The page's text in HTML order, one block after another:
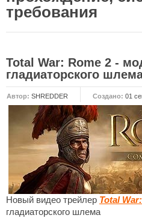
НОВОСТИ
Новости Total War:
Новости Total War: Attila
Новости Total War: Rome 2
ОБЩИЕ СТАТЬИ
ФОРУМ
МОДЫ
Моддинг ROME 2
Моддинг Empire
требования
Total War: Rome 2 -
гладиаторского
Автор: SHREDDER Создано: 01
Новый видео трейлер Total
гладиаторского шлема